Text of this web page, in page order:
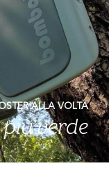
ALLA VOLTA
verde